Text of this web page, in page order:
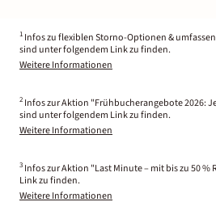
1 Infos zu flexiblen Storno-Optionen &
sind unter folgendem Link zu finden.
Weitere Informationen
2 Infos zur Aktion "Frühbucherangebote 2026:
sind unter folgendem Link zu finden.
Weitere Informationen
3 Infos zur Aktion "Last Minute – mit bis zu 50
Link zu finden.
Weitere Informationen